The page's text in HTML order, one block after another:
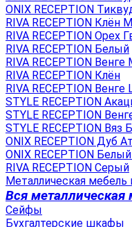
ONIX RECEPTION
RIVA RECEPTION Клён
RIVA RECEPTION Орех
RIVA RECEPTION Белый
RIVA RECEPTION Венге
RIVA RECEPTION Клён
RIVA RECEPTION Венге
STYLE RECEPTION
STYLE RECEPTION
STYLE RECEPTION Вяз
ONIX RECEPTION Дуб
ONIX RECEPTION
RIVA RECEPTION Серый
Металлическая
Вся
Сейфы
Бухгалтерские шкафы